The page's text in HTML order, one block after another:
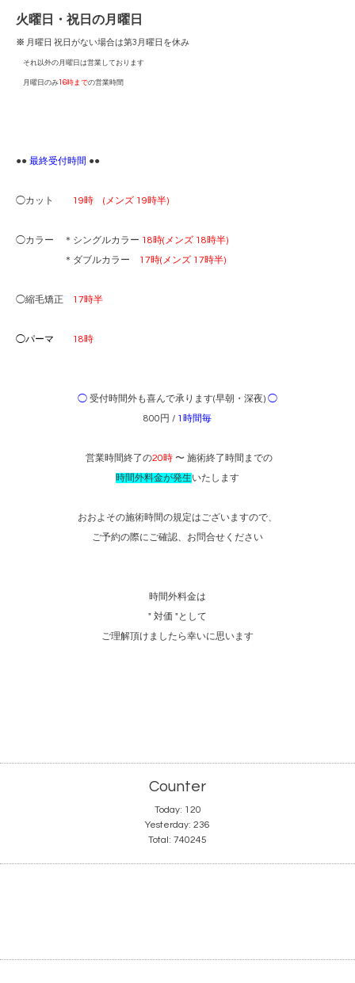
火曜日・祝日の月曜日
※ 月曜日 祝日がない場合は第3月曜日を休み
それ以外の月曜日は営業しております
月曜日のみ 16時までの営業時間
●● 最終受付時間 ●●
◯カット 19時 (メンズ 19時半)
◯カラー ＊シングルカラー 18時(メンズ 18時半)
＊ダブルカラー 17時(メンズ 17時半)
◯縮毛矯正 17時半
◯パーマ 18時
◯ 受付時間外も喜んで承ります(早朝・深夜) ◯
800円 / 1時間毎
営業時間終了の20時 〜 施術終了時間までの
時間外料金が発生いたします
おおよその施術時間の規定はございますので、
ご予約の際にご確認、お問合せください
時間外料金は
" 対価 "として
ご理解頂けましたら幸いに思います
Counter
Today: 120
Yesterday: 236
Total: 740245